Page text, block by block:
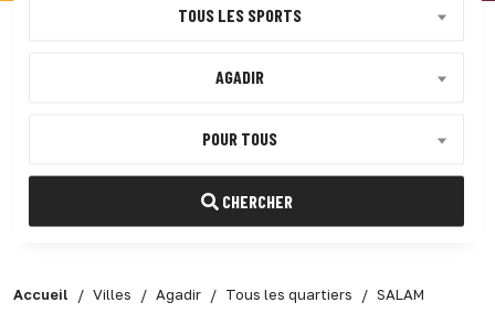
TOUS LES SPORTS
AGADIR
POUR TOUS
CHERCHER
Accueil Villes Agadir Tous les quartiers SALAM